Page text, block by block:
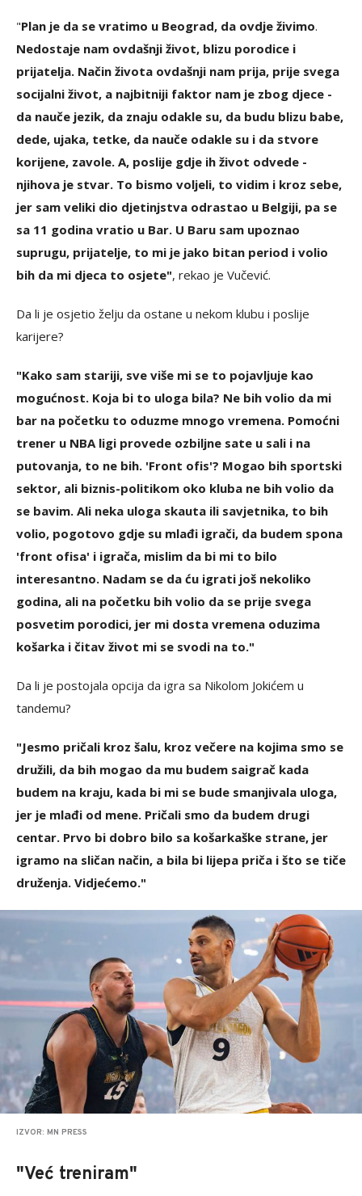
"Plan je da se vratimo u Beograd, da ovdje živimo.
Nedostaje nam ovdašnji život, blizu porodice i
prijatelja. Način života ovdašnji nam prija, prije svega
socijalni život, a najbitniji faktor nam je zbog djece -
da nauče jezik, da znaju odakle su, da budu blizu babe,
dede, ujaka, tetke, da nauče odakle su i da stvore
korijene, zavole. A, poslije gdje ih život odvede -
njihova je stvar. To bismo voljeli, to vidim i kroz sebe,
jer sam veliki dio djetinjstva odrastao u Belgiji, pa se
sa 11 godina vratio u Bar. U Baru sam upoznao
suprugu, prijatelje, to mi je jako bitan period i volio
bih da mi djeca to osjete", rekao je Vučević.
Da li je osjetio želju da ostane u nekom klubu i poslije
karijere?
"Kako sam stariji, sve više mi se to pojavljuje kao
mogućnost. Koja bi to uloga bila? Ne bih volio da mi
bar na početku to oduzme mnogo vremena. Pomoćni
trener u NBA ligi provede ozbiljne sate u sali i na
putovanja, to ne bih. 'Front ofis'? Mogao bih sportski
sektor, ali biznis-politikom oko kluba ne bih volio da
se bavim. Ali neka uloga skauta ili savjetnika, to bih
volio, pogotovo gdje su mlađi igrači, da budem spona
'front ofisa' i igrača, mislim da bi mi to bilo
interesantno. Nadam se da ću igrati još nekoliko
godina, ali na početku bih volio da se prije svega
posvetim porodici, jer mi dosta vremena oduzima
košarka i čitav život mi se svodi na to."
Da li je postojala opcija da igra sa Nikolom Jokićem u
tandemu?
"Jesmo pričali kroz šalu, kroz večere na kojima smo se
družili, da bih mogao da mu budem saigrač kada
budem na kraju, kada bi mi se bude smanjivala uloga,
jer je mlađi od mene. Pričali smo da budem drugi
centar. Prvo bi dobro bilo sa košarkaške strane, jer
igramo na sličan način, a bila bi lijepa priča i što se tiče
druženja. Vidjećemo."
IZVOR: MN PRESS
"Već treniram"